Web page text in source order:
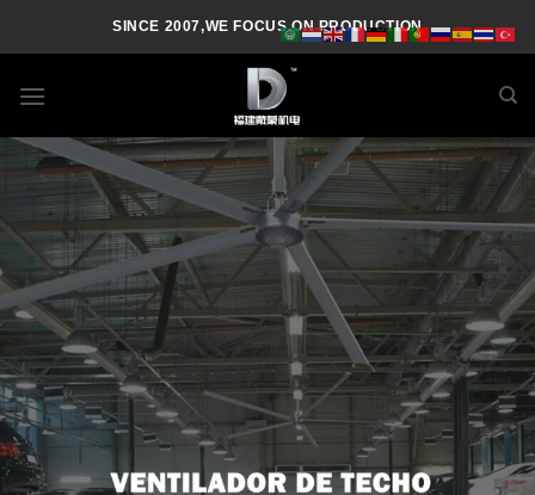
SINCE 2007,WE FOCUS ON PRODUCTION